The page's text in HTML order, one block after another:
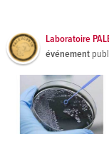
Laboratoire
événement